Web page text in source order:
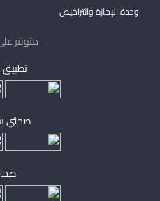
وحدة الإجازة والتراخيص
متوفر
صحتي